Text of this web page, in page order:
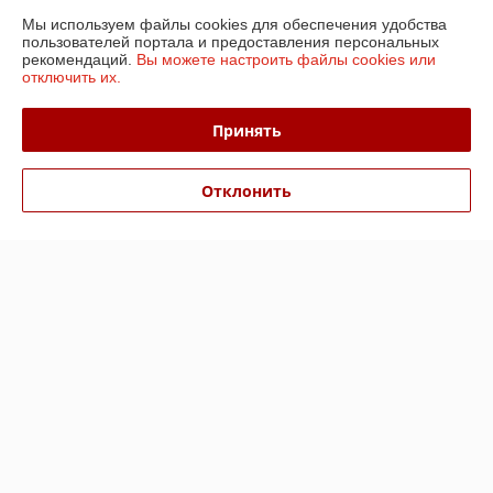
Контакты
Доставка и оплата
Мы используем файлы cookies для обеспечения удобства
пользователей портала и предоставления персональных
рекомендаций. Вы можете настроить файлы cookies или
отключить их.
Принять
Отклонить